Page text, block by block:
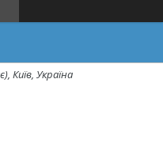
Київ, Україна